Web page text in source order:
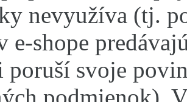
nevyužíva (tj.
e-shope
poruší svoje
podmienok).